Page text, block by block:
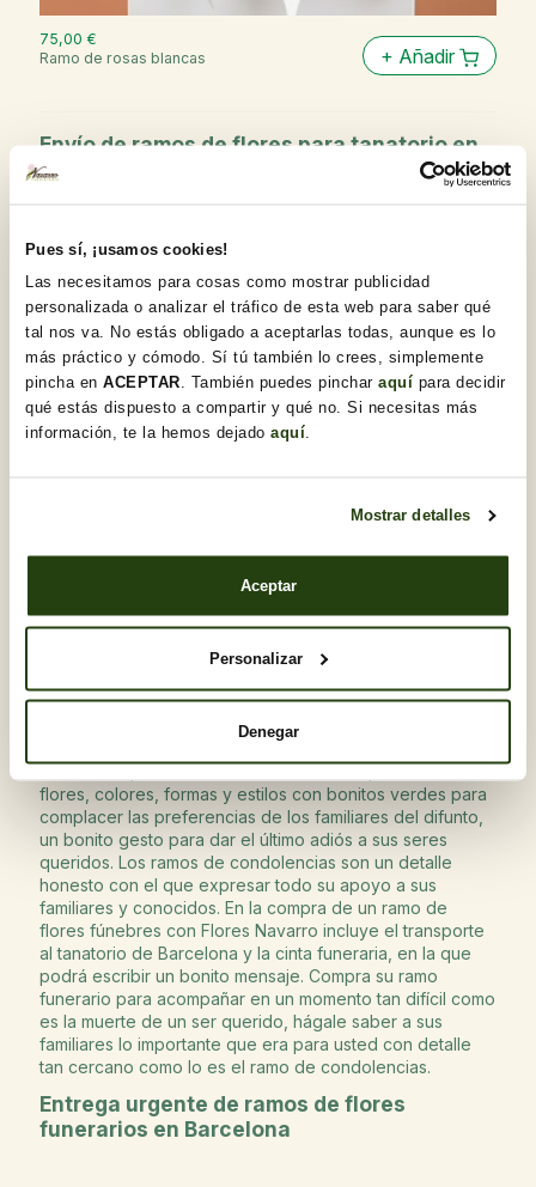
Pues sí, ¡usamos cookies!
Las necesitamos para cosas como mostrar publicidad
personalizada o analizar el tráfico de esta web para saber qué
tal nos va. No estás obligado a aceptarlas todas, aunque es lo
más práctico y cómodo. Sí tú también lo crees, simplemente
pincha enACEPTAR . También puedes pincharaquí para decidir
qué estás dispuesto a compartir y qué no. Si necesitas más
información, te la hemos dejadoaquí
Mostrar detalles
Aceptar
Personalizar
Denegar
75,00 €
Ramo de rosas blancas
+ Añadir
Envío de ramos de flores para tanatorio en
Barcelona
esta manera no tendrás que preocuparte por nada en un
momento tan complicado. Envía un ramo de flores al
tanatorio de Barcelona que desees y haz llegar tu más
sentido pésame a familiares. Flores Navarro garantiza la
entrega en un espacio de cuatro horas, dando absoluta
prioridad a los arreglos funerarios para que el cliente
pueda dar sus condolencias y centrar su esfuerzos en
apoyar a los familiares del difunto.
Ramos de condolencias: honestidad y
flores funerarias
te ayudarán a transmitir todo tu apoyo a los familiares del
Los ramos de flores para difuntos son una tradición que
procede de la religión cristiana, en la que se homenajea
Navarro disponemos de varios modelos que combinan
flores, colores, formas y estilos con bonitos verdes para
complacer las preferencias de los familiares del difunto,
un bonito gesto para dar el último adiós a sus seres
queridos. Los ramos de condolencias son un detalle
honesto con el que expresar todo su apoyo a sus
familiares y conocidos. En la compra de un ramo de
flores fúnebres con Flores Navarro incluye el transporte
al tanatorio de Barcelona y la cinta funeraria, en la que
podrá escribir un bonito mensaje. Compra su ramo
funerario para acompañar en un momento tan difícil como
es la muerte de un ser querido, hágale saber a sus
familiares lo importante que era para usted con detalle
tan cercano como lo es el ramo de condolencias.
Entrega urgente de ramos de flores
funerarios en Barcelona